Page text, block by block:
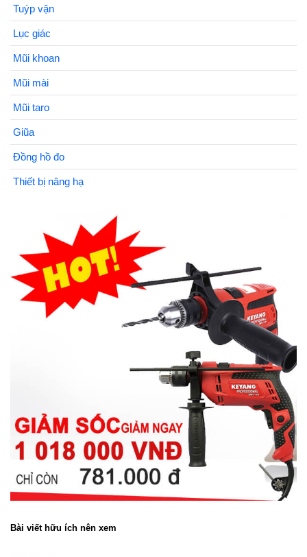
Tuýp vặn
Lục giác
Mũi khoan
Mũi mài
Mũi taro
Giũa
Đồng hồ đo
Thiết bị nâng hạ
Bài viết hữu ích nên xem